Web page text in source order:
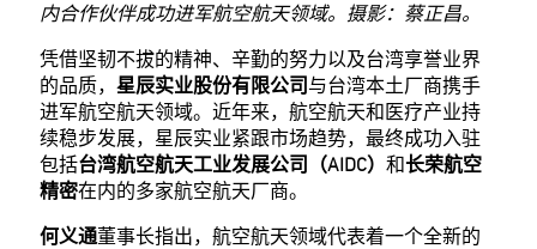
内合作伙伴成功进军航空航天领域。摄影：蔡正昌。
凭借坚韧不拔的精神、辛勤的努力以及台湾享誉业界
的品质，星辰实业股份有限公司 与台湾本土厂商携手
进军航空航天领域。近年来，航空航天和医疗产业持
续稳步发展，星辰实业紧跟市场趋势，最终成功入驻
包括台湾航空航天工业发展公司（AIDC）和长荣航空
精密在内的多家航空航天厂商。
何义通董事长指出，航空航天领域代表着一个全新的